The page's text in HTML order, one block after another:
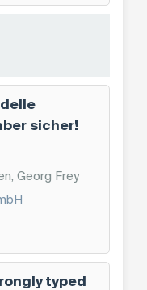
sicher!
Georg Frey
typed